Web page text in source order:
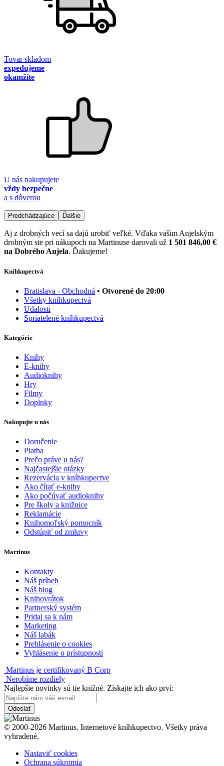
Tovar skladom
expedujeme
okamžite
U nás nakupujete
vždy bezpečne
a s dôverou
Predchádzajúce Ďalšie
Aj z drobných vecí sa dajú urobiť veľké. Vďaka vašim Anjelským
drobným ste pri nákupoch na Martinuse darovali už 1 501 846,00 €
na Dobrého Anjela. Ďakujeme!
Kníhkupectvá
Bratislava - Obchodná • Otvorené do 20:00
Všetky kníhkupectvá
Udalosti
Spriatelené kníhkupectvá
Kategórie
Knihy
E-knihy
Audioknihy
Hry
Filmy
Doplnky
Nakupujte u nás
Doručenie
Platba
Prečo práve u nás?
Najčastejšie otázky
Rezervácia v kníhkupectve
Ako čítať e-knihy
Ako počúvať audioknihy
Pre školy a knižnice
Reklamácie
Knihomoľský pomocník
Odstúpiť od zmluvy
Martinus
Kontakty
Náš príbeh
Náš blog
Knihovrátok
Partnerský systém
Pridaj sa k nám
Marketing
Náš labák
Prehlásenie o cookies
Vyhlásenie o prístupnosti
Martinus je certifikovaný B Corp
Nerobíme rozdiely
Najlepšie novinky sú tie knižné. Získajte ich ako prví:
Odoslať
© 2000-2026 Martinus. Internetové kníhkupectvo. Všetky práva
vyhradené.
Nastaviť cookies
Ochrana súkromia